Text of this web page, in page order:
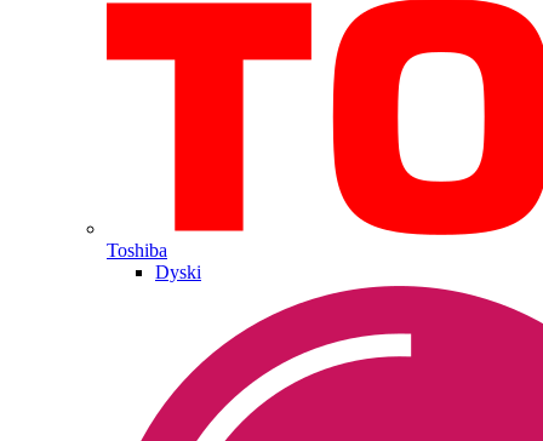
Toshiba
Dyski